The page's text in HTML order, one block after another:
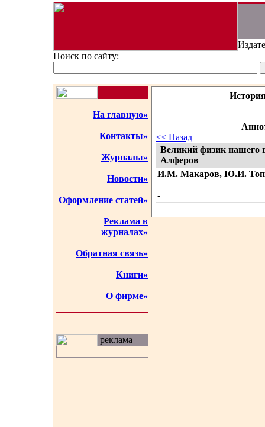
Поиск по сайту:
На главную»
Контакты»
Журналы»
Новости»
Оформление статей»
Реклама в
журналах»
Обратная связь»
Книги»
О фирме»
реклама
<< Назад
Великий физик нашего
Алферов
И.М. Макаров, Ю.И.
-